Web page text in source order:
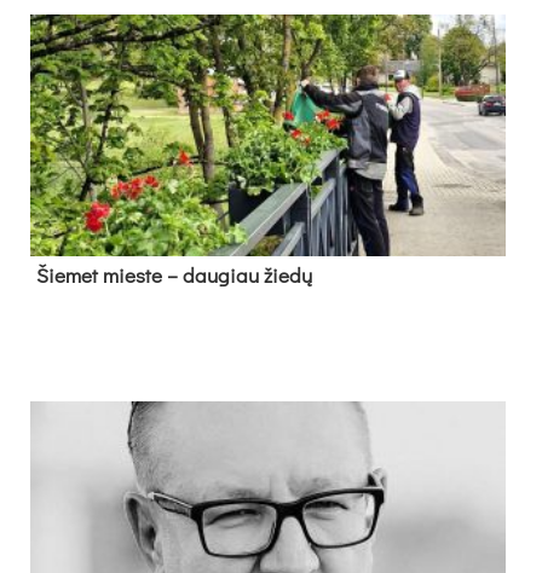
Šie­met mies­te – dau­giau žie­dų